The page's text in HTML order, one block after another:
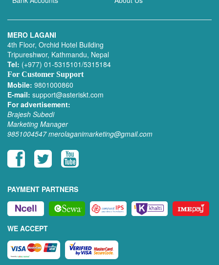
MERO LAGANI
4th Floor, Orchid Hotel Building
Tripureshwor, Kathmandu, Nepal
Tel: (+977) 01-5315101/5315184
For Customer Support
Mobile: 9801000860
E-mail: support@asteriskt.com
For advertisement:
Brajesh Subedi
Marketing Manager
9851004547 merolaganimarketing@gmail.com
PAYMENT PARTNERS
WE ACCEPT